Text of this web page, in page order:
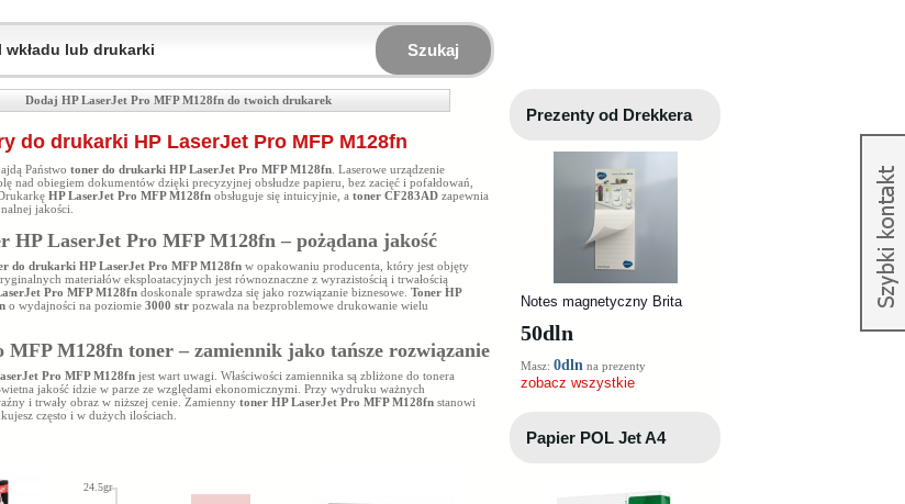
Szukaj
Dodaj HP LaserJet Pro MFP M128fn do twoich drukarek
do drukarki HP LaserJet Pro MFP M128fn
Państwo toner do drukarki HP LaserJet Pro MFP M128fn . Laserowe urządzenie
nad obiegiem dokumentów dzięki precyzyjnej obsłudze papieru, bez zacięć i pofałdowań,
HP LaserJet Pro MFP M128fn obsługuje się intuicyjnie, a toner CF283AD zapewnia
jakości.
HP LaserJet Pro MFP M128fn – pożądana jakość
do drukarki HP LaserJet Pro MFP M128fn w opakowaniu producenta, który jest objęty
materiałów eksploatacyjnych jest równoznaczne z wyrazistością i trwałością
Pro MFP M128fn doskonale sprawdza się jako rozwiązanie biznesowe. Toner HP
o wydajności na poziomie 3000 str pozwala na bezproblemowe drukowanie wielu
MFP M128fn toner – zamiennik jako tańsze rozwiązanie
Pro MFP M128fn jest wart uwagi. Właściwości zamiennika są zbliżone do tonera
jakość idzie w parze ze względami ekonomicznymi. Przy wydruku ważnych
i trwały obraz w niższej cenie. Zamienny toner HP LaserJet Pro MFP M128fn stanowi
często i w dużych ilościach.
24.5gr
Prezenty od Drekkera
Notes magnetyczny Brita
50dln
Masz: 0dln na prezenty
zobacz wszystkie
Papier POL Jet A4